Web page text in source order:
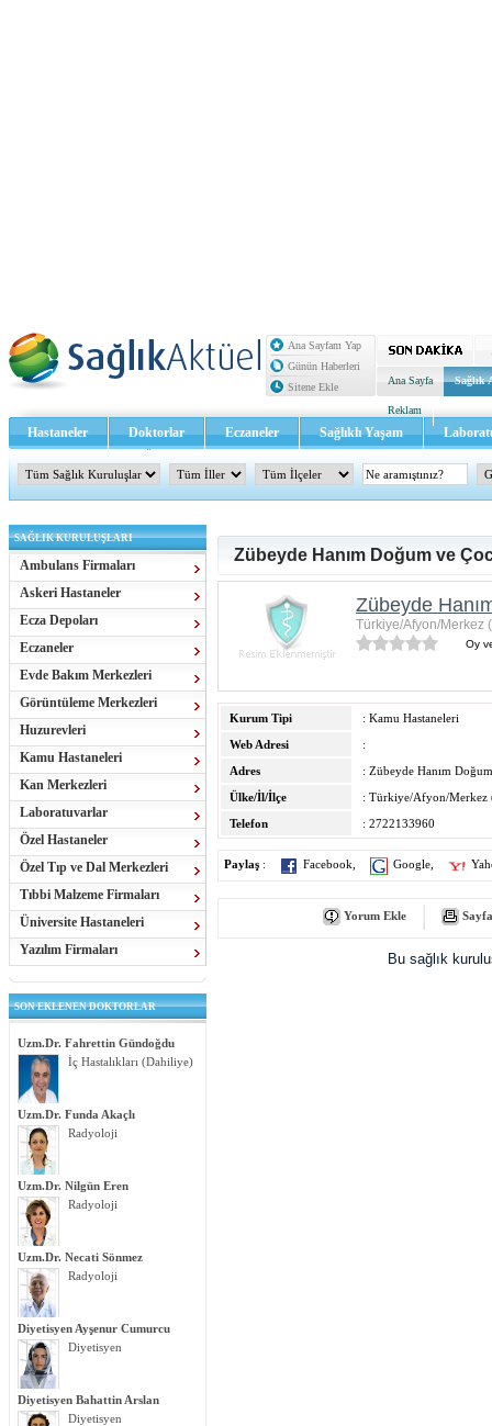
Ana Sayfam Yap
Günün Haberleri
Sitene Ekle
Ana Sayfa Sağlık
Reklam
Hastaneler Doktorlar Eczaneler Sağlıklı Yaşam
Sağlık TV - Video İletişim
SAĞLIK KURULUŞLARI
Ambulans Firmaları
Askeri Hastaneler
Ecza Depoları
Eczaneler
Evde Bakım Merkezleri
Görüntüleme Merkezleri
Huzurevleri
Kamu Hastaneleri
Kan Merkezleri
Laboratuvarlar
Özel Hastaneler
Özel Tıp ve Dal Merkezleri
Tıbbi Malzeme Firmaları
Üniversite Hastaneleri
Yazılım Firmaları
SON EKLENEN DOKTORLAR
Uzm.Dr. Fahrettin Gündoğdu
İç Hastalıkları (Dahiliye)
Uzm.Dr. Funda Akaçlı
Radyoloji
Uzm.Dr. Nilgün Eren
Radyoloji
Uzm.Dr. Necati Sönmez
Radyoloji
Diyetisyen Ayşenur Cumurcu
Diyetisyen
Diyetisyen Bahattin Arslan
Diyetisyen
Zübeyde Hanım Doğum ve
Zübeyde
Türkiye/Afyon/Merkez
Oy
Kurum Tipi
: Kamu Hastaneleri
Web Adresi
:
Adres
: Zübeyde Hanım
Ülke/İl/İlçe
: Türkiye/Afyon/Merkez
Telefon
: 2722133960
Paylaş : Facebook Google
Yorum Ekle
Bu sağlık